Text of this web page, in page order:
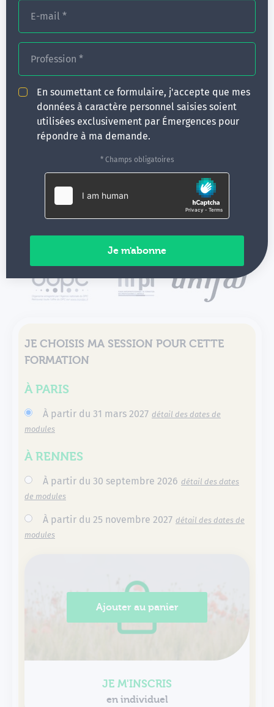
E-mail *
Profession *
En soumettant ce formulaire, j'accepte que mes
données à caractère personnel saisies soient
utilisées exclusivement par Émergences pour
répondre à ma demande.
* Champs obligatoires
et un accompagnement pédagogique entre chaque
module de formation. Découvrez des outils pour réviser,
évaluer et renforcer vos compétences (diaporama,
vidéos, quizz…).De nombreuses ressources
pédagogiques - Livres, VOD, chaîne YouTube et annuaire
des praticiens en hypnose - sont disponibles sur
www.campus-hypnoses.com
Possibilités de financement
Emergences vous accompagne et vous oriente pour le
financement de votre formation.En savoir plus
JE CHOISIS MA SESSION POUR CETTE
FORMATION
À PARIS
À partir du 31 mars 2027 détail des dates de
modules
À RENNES
À partir du 30 septembre 2026 détail des dates
de modules
À partir du 25 novembre 2027 détail des dates de
modules
Ajouter au panier
JE M'INSCRIS
en individuel